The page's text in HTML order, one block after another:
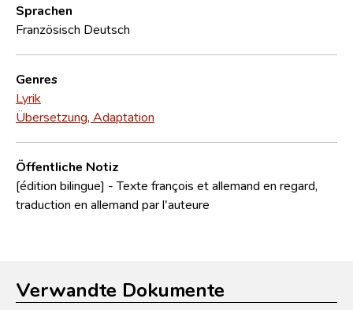
Sprachen
Französisch Deutsch
Genres
Lyrik
Übersetzung, Adaptation
Öffentliche Notiz
[édition bilingue] - Texte françois et allemand en regard,
traduction en allemand par l'auteure
Verwandte Dokumente